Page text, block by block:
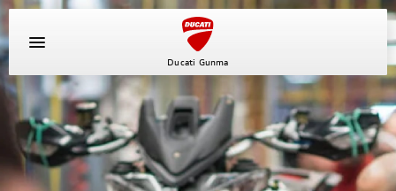
Ducati Gunma
イベント
キャンペーン